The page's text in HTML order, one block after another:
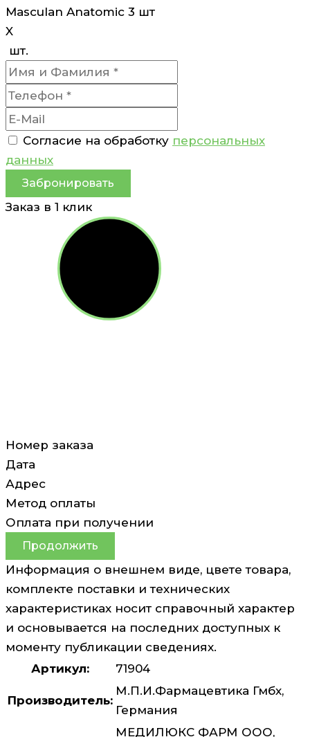
Masculan Anatomic 3 шт
X
шт.
Согласие на обработку персональных
данных
Забронировать
Заказ в 1 клик
Номер заказа
Дата
Адрес
Метод оплаты
Оплата при получении
Продолжить
Информация о внешнем виде, цвете товара,
комплекте поставки и технических
характеристиках носит справочный характер
и основывается на последних доступных к
моменту публикации сведениях.
Артикул:
71904
Производитель:
М.П.И.Фармацевтика Гмбх,
Германия
МЕДИЛЮКС ФАРМ ООО,